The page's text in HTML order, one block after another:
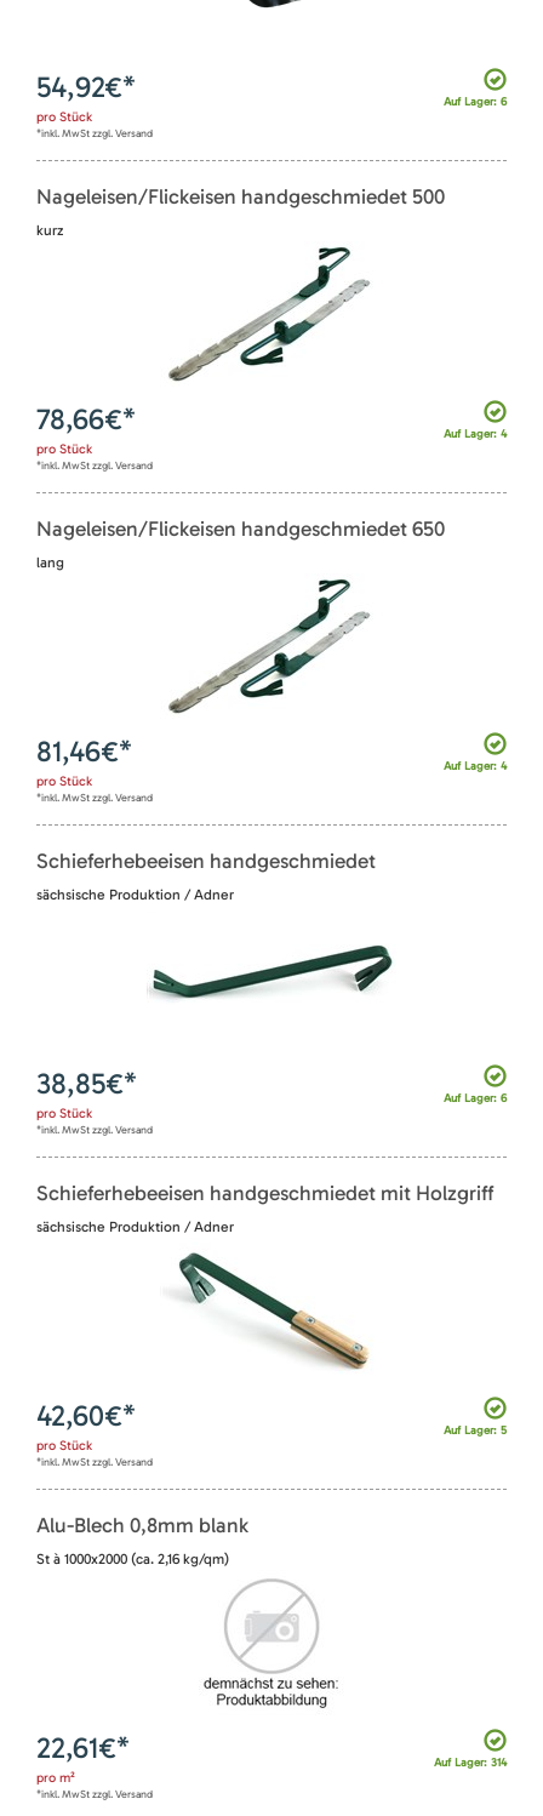
Auf Lager: 6
54,92€*
pro Stück
*inkl. MwSt zzgl. Versand
Nageleisen/Flickeisen handgeschmiedet 500
kurz
Auf Lager: 4
78,66€*
pro Stück
*inkl. MwSt zzgl. Versand
Nageleisen/Flickeisen handgeschmiedet 650
lang
Auf Lager: 4
81,46€*
pro Stück
*inkl. MwSt zzgl. Versand
Schieferhebeeisen handgeschmiedet
sächsische Produktion / Adner
Auf Lager: 6
38,85€*
pro Stück
*inkl. MwSt zzgl. Versand
Schieferhebeeisen handgeschmiedet mit Holzgriff
sächsische Produktion / Adner
Auf Lager: 5
42,60€*
pro Stück
*inkl. MwSt zzgl. Versand
Alu-Blech 0,8mm blank
St à 1000x2000 (ca. 2,16 kg/qm)
Auf Lager: 314
22,61€*
pro m²
*inkl. MwSt zzgl. Versand